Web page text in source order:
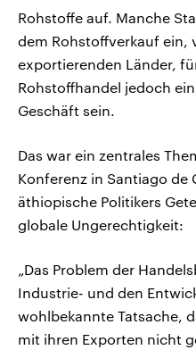
Rohstoffe auf. Manche
dem Rohstoffverkauf ein,
exportierenden Länder,
Rohstoffhandel jedoch
Geschäft sein.
Das war ein zentrales
Konferenz in Santiago de
äthiopische Politikers
globale Ungerechtigkeit:
„Das Problem der
Industrie- und den
wohlbekannte Tatsache,
mit ihren Exporten nicht